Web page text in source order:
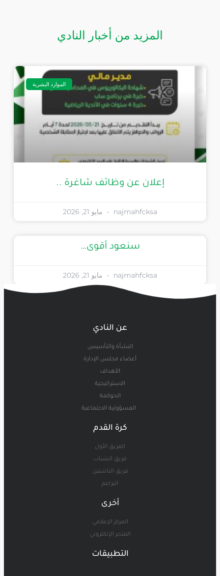
المزيد من أخبار النادي
الموارد البشرية
إعلان عن وظائف شاغرة ..
najmahfcksa مايو 21, 2026
سنعود أقوى…
najmahfcksa مايو 21, 2026
عن النادي
النشأة والتأسيس
أعضاء مجلس الإدارة
الأهداف
الاستراتيجية
الحوكمة
المسؤولية الاجتماعية
كرة القدم
الفريق الأول
فريق الشباب
فريق الناشئين
البراعم
أخرى
المركز الإعلامي
المتجر الإلكتروني
التطبيقات